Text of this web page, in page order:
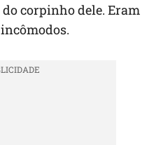
do corpinho dele. Eram